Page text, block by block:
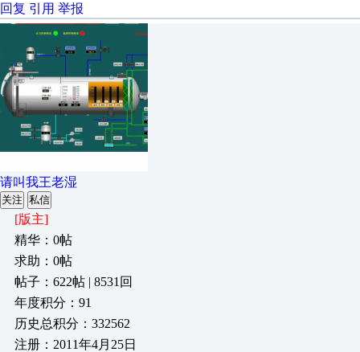
回复 引用 举报
请叫我王老湿
关注 私信
[版主]
精华：0帖
求助：0帖
帖子：622帖 | 8531回
年度积分：91
历史总积分：332562
注册：2011年4月25日